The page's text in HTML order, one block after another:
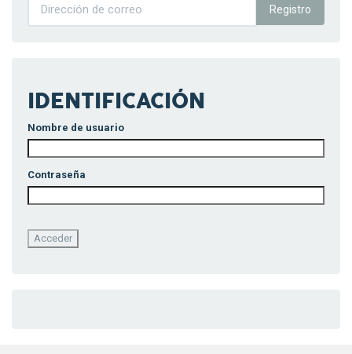
Registro
IDENTIFICACIÓN
Nombre de usuario
Contraseña